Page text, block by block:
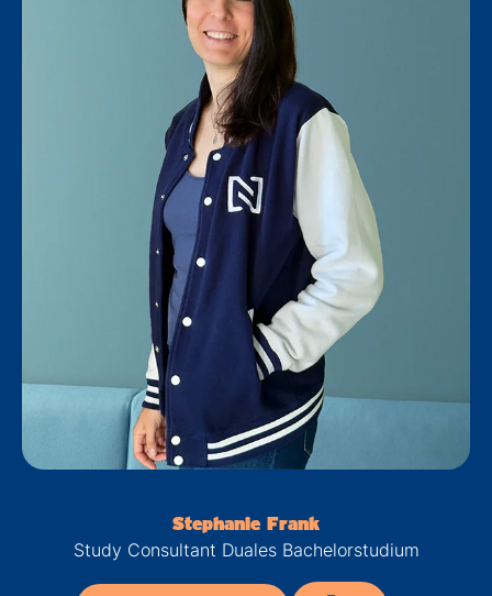
Stephanie Frank
Study Consultant Duales Bachelorstudium